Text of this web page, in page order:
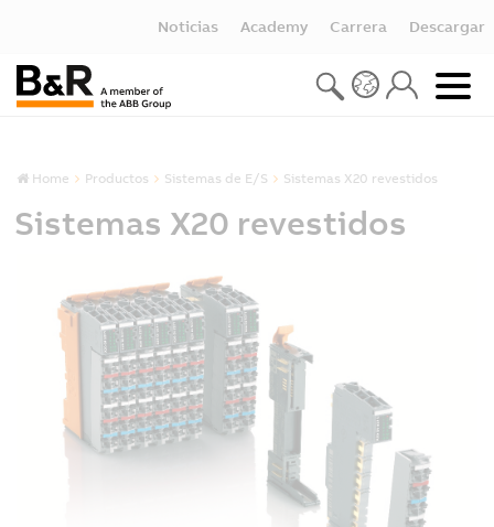
Noticias Academy Carrera Descargar
Home Productos Sistemas de E/S Sistemas X20 revestidos
Sistemas X20 revestidos